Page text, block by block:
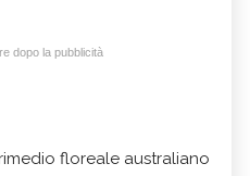
dopo la pubblicità
floreale australiano